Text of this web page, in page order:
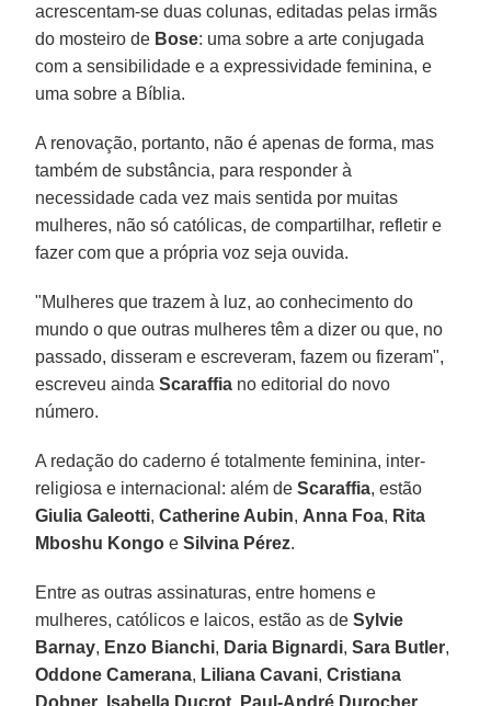
acrescentam-se duas colunas, editadas pelas irmãs
do mosteiro de Bose: uma sobre a arte conjugada
com a sensibilidade e a expressividade feminina, e
uma sobre a Bíblia.
A renovação, portanto, não é apenas de forma, mas
também de substância, para responder à
necessidade cada vez mais sentida por muitas
mulheres, não só católicas, de compartilhar, refletir e
fazer com que a própria voz seja ouvida.
"Mulheres que trazem à luz, ao conhecimento do
mundo o que outras mulheres têm a dizer ou que, no
passado, disseram e escreveram, fazem ou fizeram",
escreveu aindaScaraffia no editorial do novo
número.
A redação do caderno é totalmente feminina, inter-
religiosa e internacional: além deScaraffia, estão
Giulia Galeotti,Catherine Aubin, Anna Foa, Rita
Mboshu Kongo eSilvina Pérez.
Entre as outras assinaturas, entre homens e
mulheres, católicos e laicos, estão as deSylvie
Barnay, Enzo Bianchi, Daria Bignardi,Sara Butler,
Oddone Camerana, Liliana Cavani,Cristiana
Dobner
Isabella Ducrot Paul-André Durocher